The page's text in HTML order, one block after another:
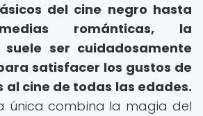
del cine negro hasta
románticas, la
ser cuidadosamente
satisfacer los gustos de
al cine de todas las edades.
única combina la magia del